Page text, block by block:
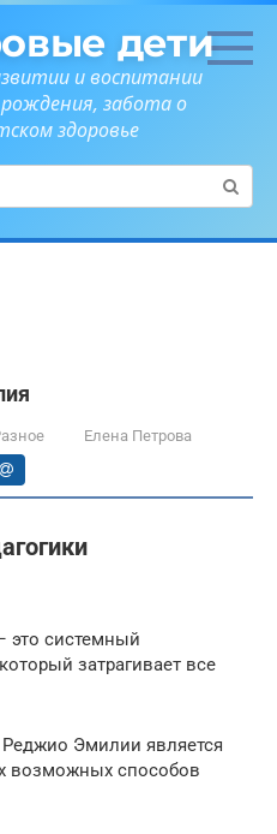
дети
и воспитании
забота о
здоровье
Елена Петрова
это системный
затрагивает все
Эмилии является
возможных способов